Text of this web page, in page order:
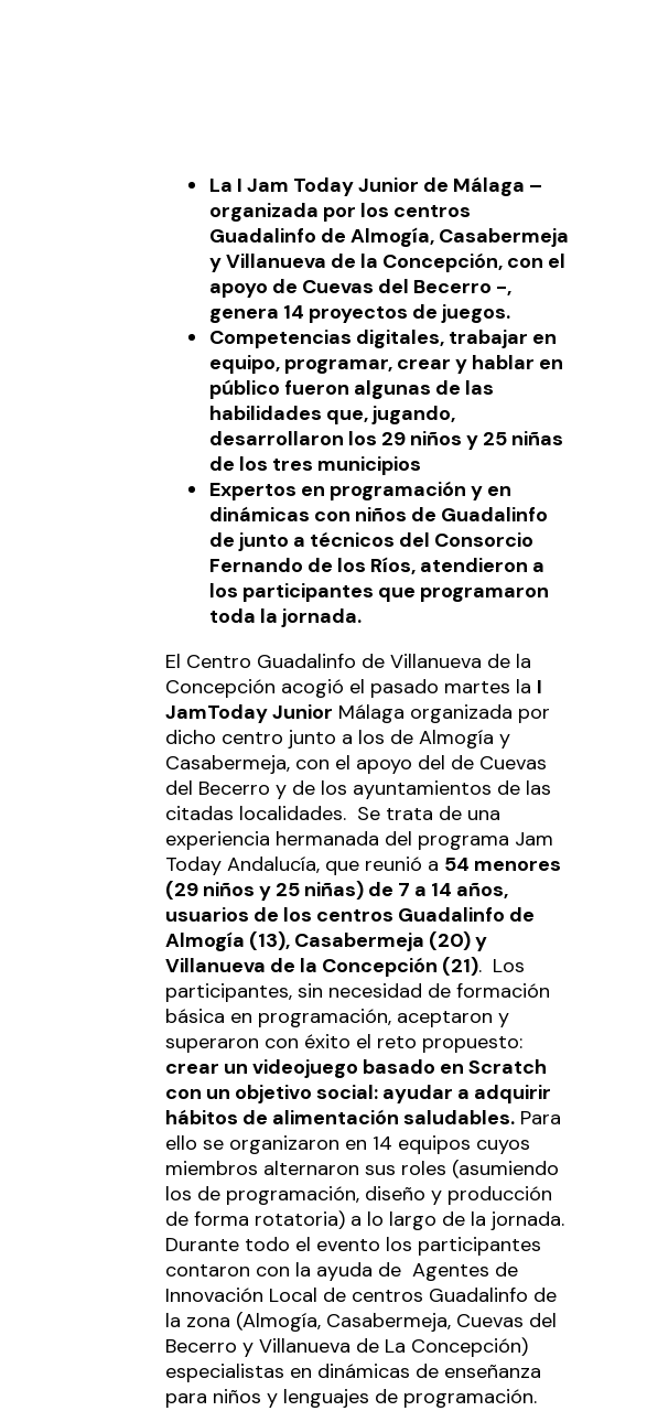
La I Jam Today Junior de Málaga –
organizada por los centros
Guadalinfo de Almogía, Casabermeja
y Villanueva de la Concepción, con el
apoyo de Cuevas del Becerro -,
genera 14 proyectos de juegos.
Competencias digitales, trabajar en
equipo, programar, crear y hablar en
público fueron algunas de las
habilidades que, jugando,
desarrollaron los 29 niños y 25 niñas
de los tres municipios
Expertos en programación y en
dinámicas con niños de Guadalinfo
de junto a técnicos del Consorcio
Fernando de los Ríos, atendieron a
los participantes que programaron
toda la jornada.
El Centro Guadalinfo de Villanueva de la
Concepción acogió el pasado martes la I
JamToday Junior Málaga organizada por
dicho centro junto a los de Almogía y
Casabermeja, con el apoyo del de Cuevas
del Becerro y de los ayuntamientos de las
citadas localidades. Se trata de una
experiencia hermanada del programa Jam
Today Andalucía, que reunió a 54 menores
(29 niños y 25 niñas) de 7 a 14 años,
usuarios de los centros Guadalinfo de
Almogía (13), Casabermeja (20) y
Villanueva de la Concepción (21). Los
participantes, sin necesidad de formación
básica en programación, aceptaron y
superaron con éxito el reto propuesto:
crear un videojuego basado en Scratch
con un objetivo social: ayudar a adquirir
hábitos de alimentación saludables. Para
ello se organizaron en 14 equipos cuyos
miembros alternaron sus roles (asumiendo
los de programación, diseño y producción
de forma rotatoria) a lo largo de la jornada.
Durante todo el evento los participantes
contaron con la ayuda de Agentes de
Innovación Local de centros Guadalinfo de
la zona (Almogía, Casabermeja, Cuevas del
Becerro y Villanueva de La Concepción)
especialistas en dinámicas de enseñanza
para niños y lenguajes de programación.